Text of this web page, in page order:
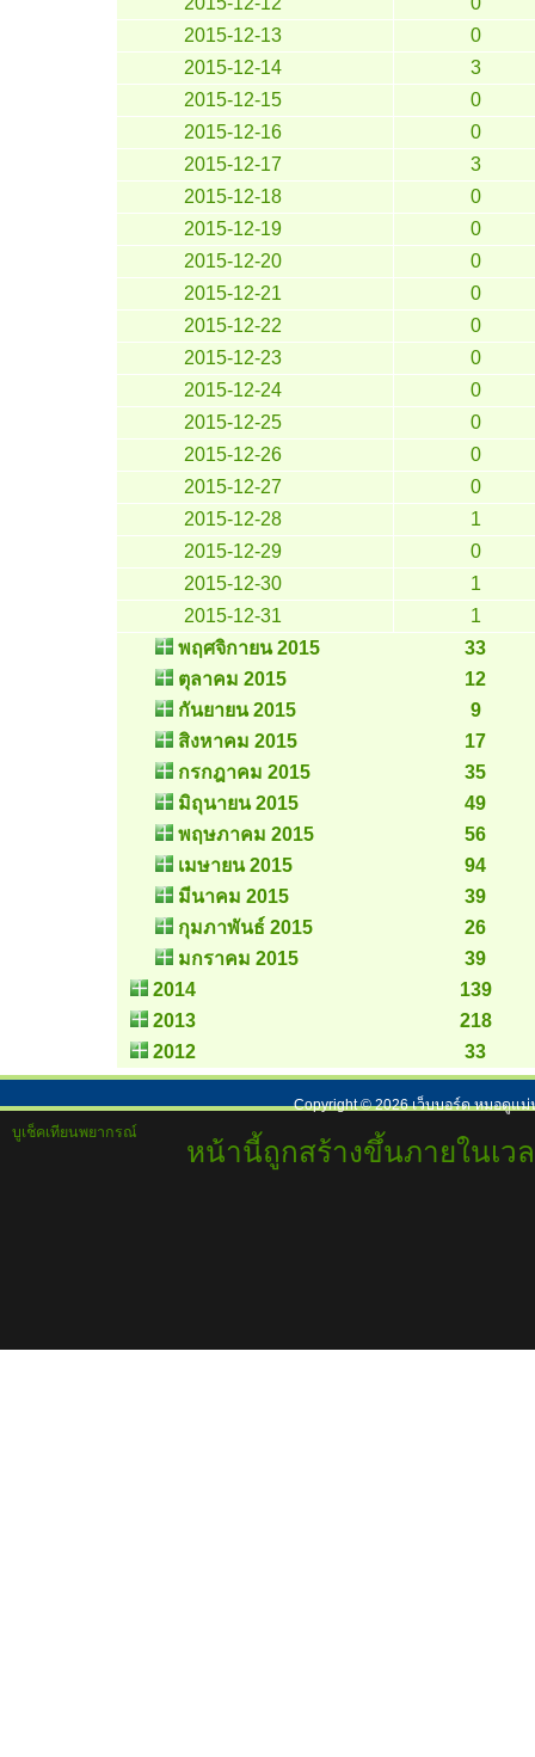
2015-12-13
0
2015-12-14
3
2015-12-15
0
2015-12-16
0
2015-12-17
3
2015-12-18
0
2015-12-19
0
2015-12-20
0
2015-12-21
0
2015-12-22
0
2015-12-23
0
2015-12-24
0
2015-12-25
0
2015-12-26
0
2015-12-27
0
2015-12-28
1
2015-12-29
0
2015-12-30
1
2015-12-31
1
พฤศจิกายน 2015
33
ตุลาคม 2015
12
กันยายน 2015
9
สิงหาคม 2015
17
กรกฎาคม 2015
35
มิถุนายน 2015
49
พฤษภาคม 2015
56
เมษายน 2015
94
มีนาคม 2015
39
กุมภาพันธ์ 2015
26
มกราคม 2015
39
2014
139
2013
218
2012
33
Copyright ©2026เว็บบอร์ด หมอดูแม่
บูเช็คเทียนพยากรณ์
หน้านี้ถูกสร้างขึ้นภายในเว